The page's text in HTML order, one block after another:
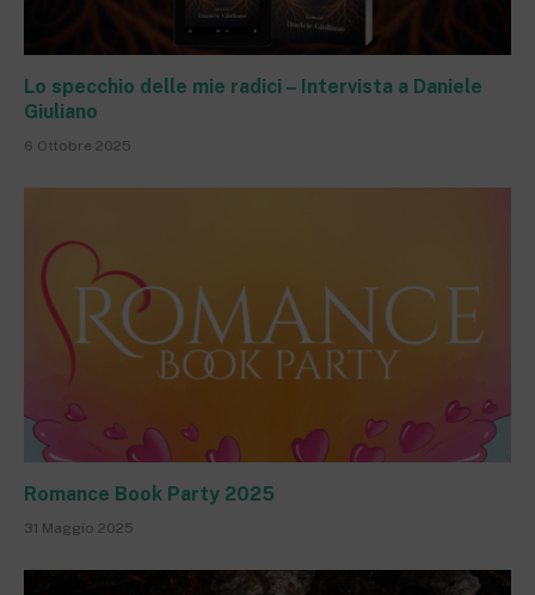
Lo specchio delle mie radici – Intervista a Daniele
Giuliano
6 Ottobre 2025
Romance Book Party 2025
31 Maggio 2025